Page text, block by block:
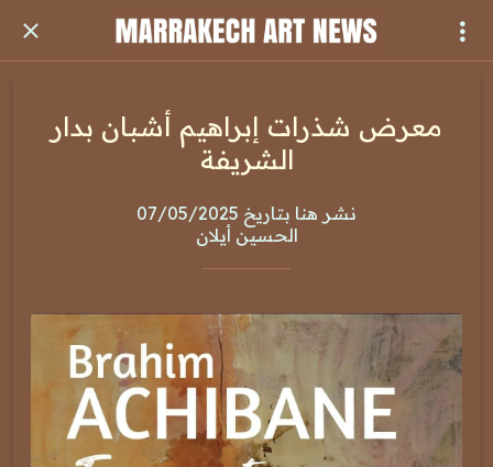
معرض شذرات إبراهيم أشبان بدار
الشريفة
نشر هنا بتاريخ 07/05/2025
الحسين أيلان